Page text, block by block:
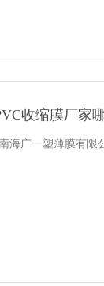
收缩膜厂家
海广一塑薄膜有限